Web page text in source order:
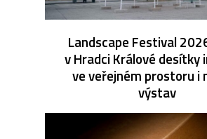
Landscape Festival
v Hradci Králové desítky
ve veřejném prostoru i
výstav